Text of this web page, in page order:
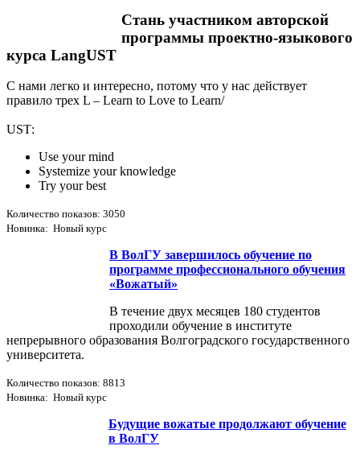
Стань участником авторской
программы проектно-языкового
курса LangUST
С нами легко и интересно, потому что у нас действует
правило трех L – Learn to Love to Learn/
USТ:
Use your mind
Systemize your knowledge
Try your best
Количество показов: 3050
Новинка: Новый курс
В ВолГУ завершилось обучение по
программе профессионального обучения
«Вожатый»
В течение двух месяцев 180 студентов
проходили обучение в институте
непрерывного образования Волгоградского государственного
университета.
Количество показов: 8813
Новинка: Новый курс
Будущие вожатые продолжают обучение
в ВолГУ